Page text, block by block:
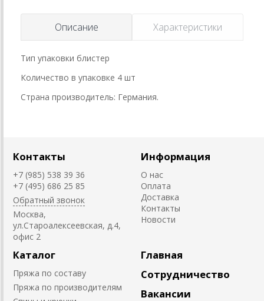
Описание Характеристики
Тип упаковки блистер
Количество в упаковке 4 шт
Страна производитель: Германия.
Контакты
+7 (985) 538 39 36
+7 (495) 686 25 85
Обратный звонок
Москва,
ул.Староалексеевская, д.4,
офис 2
Информация
О нас
Оплата
Доставка
Контакты
Новости
Каталог
Пряжа по составу
Пряжа по производителям
Главная
Сотрудничество
Вакансии